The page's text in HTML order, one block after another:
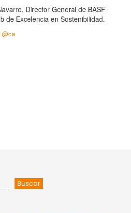
Director General de BASF
de Excelencia en Sostenibilidad.
@ca